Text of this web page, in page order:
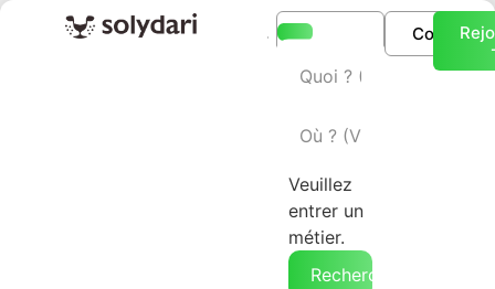
Veuillez
entrer un
métier.
Rechercher →